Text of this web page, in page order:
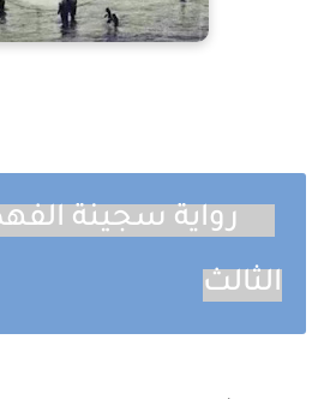
رواية سجينة
الثالث